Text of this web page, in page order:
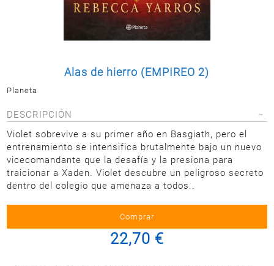
Postal
ELECTRO
Alas de hierro (EMPIREO 2)
Planeta
DESCRIPCIÓN
Violet sobrevive a su primer año en Basgiath, pero el
entrenamiento se intensifica brutalmente bajo un nuevo
vicecomandante que la desafía y la presiona para
traicionar a Xaden. Violet descubre un peligroso secreto
dentro del colegio que amenaza a todos..
22,70 €